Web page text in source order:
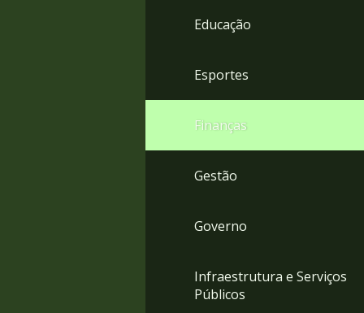
Educação
Esportes
Finanças
Gestão
Governo
Infraestrutura e Serviços
Públicos